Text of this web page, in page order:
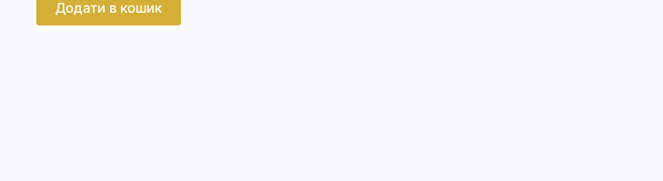
Додати в кошик